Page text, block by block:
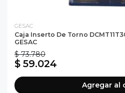
GESAC
Caja Inserto De Torno
GESAC
$ 73.780
$ 59.024
Agregar al